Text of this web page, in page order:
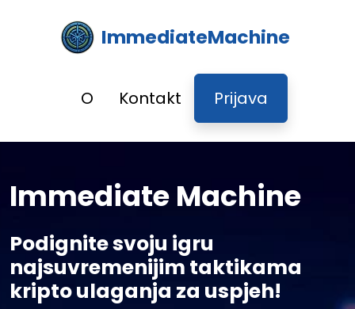
ImmediateMachine
O Kontakt Prijava
Immediate Machine
Podignite svoju igru
najsuvremenijim taktikama
kripto ulaganja za uspjeh!